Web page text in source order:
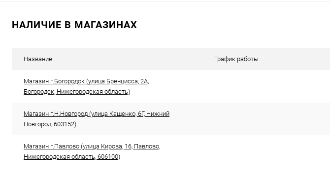
НАЛИЧИЕ В МАГАЗИНАХ
Название График работы
Магазин г.Богородск (улица Бренцисса, 2А,
Богородск, Нижегородская область)
Магазин г.Н.Новгород (улица Кащенко, 6Г, Нижний
Новгород, 603152)
Магазин г.Павлово (улица Кирова, 16, Павлово,
Нижегородская область, 606100)